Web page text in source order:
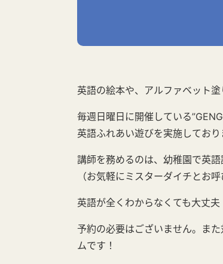
英語の絵本や、アルファベット
毎週日曜日に開催している
英語ふれあい遊びを実施しており
講師を務めるのは、幼稚園で英
（お気軽にミスターダイチとお呼
英語が全くわからなくても大丈
予約の必要はございません。ま
ムです！